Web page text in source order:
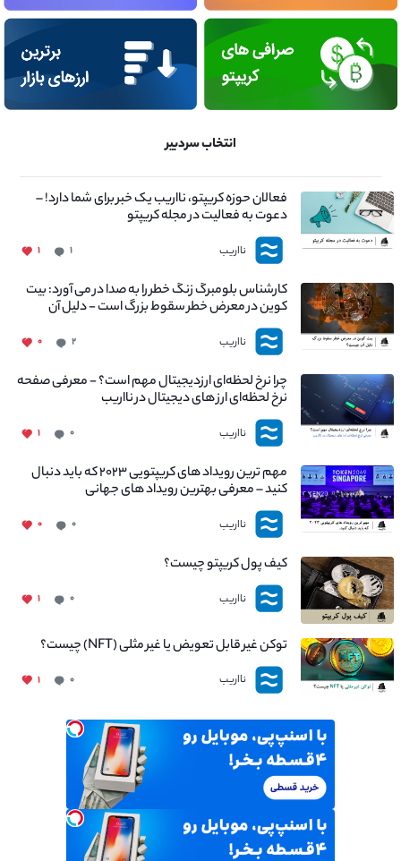
انتخاب سردبیر
فعالان حوزه کریپتو، نااریب یک خبر برای شما دارد! –
دعوت به فعالیت در مجله کریپتو
نااریب ۱ ۱
کارشناس بلومبرگ زنگ خطر را به صدا در می آورد: بیت
کوین در معرض خطر سقوط بزرگ است - دلیل آن
چیست؟
نااریب ۲ ۰
چرا نرخ لحظه‌ای ارزدیجیتال مهم است؟ - معرفی صفحه
نرخ لحظه‌ای ارز های دیجیتال در نااریب
نااریب ۰ ۱
مهم ترین رویداد های کریپتویی ۲۰۲۳ که باید دنبال
کنید – معرفی بهترین رویداد های جهانی
نااریب ۰ ۰
کیف پول کریپتو چیست؟
نااریب ۰ ۱
توکن غیر قابل تعویض یا غیر مثلی (NFT) چیست؟
نااریب ۰ ۱